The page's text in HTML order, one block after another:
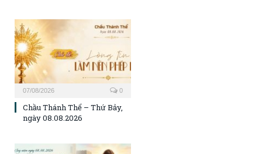
07/08/2026 0
Chầu Thánh Thể – Thứ Bảy,
ngày 08.08.2026